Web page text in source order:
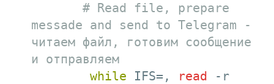
# Read file, prepare
messade and send to Telegram -
читаем файл, готовим сообщение
и отправляем
while IFS=, read -r